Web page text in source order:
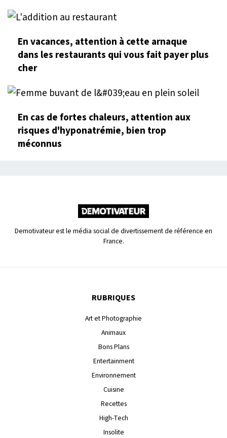
En vacances, attention à cette arnaque
dans les restaurants qui vous fait payer plus
cher
En cas de fortes chaleurs, attention aux
risques d'hyponatrémie, bien trop
méconnus
Demotivateur est le média social de divertissement de référence en
France.
RUBRIQUES
Art et Photographie
Animaux
Bons Plans
Entertainment
Environnement
Cuisine
Recettes
High-Tech
Insolite